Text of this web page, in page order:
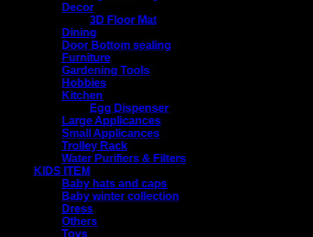
Decor
3D Floor Mat
Dining
Door Bottom sealing
Furniture
Gardening Tools
Hobbies
Kitchen
Egg Dispenser
Large Applicances
Small Applicances
Trolley Rack
Water Purifiers & Filters
KIDS ITEM
Baby hats and caps
Baby winter collection
Dress
Others
Toys